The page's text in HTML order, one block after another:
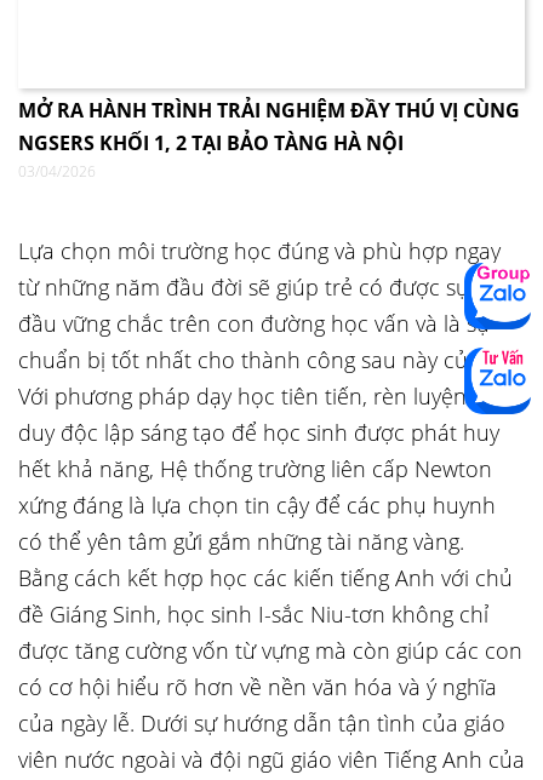
MỞ RA HÀNH TRÌNH TRẢI NGHIỆM ĐẦY THÚ VỊ CÙNG
NGSERS KHỐI 1, 2 TẠI BẢO TÀNG HÀ NỘI
03/04/2026
Lựa chọn môi trường học đúng và phù hợp ngay
từ những năm đầu đời sẽ giúp trẻ có được sự khởi
đầu vững chắc trên con đường học vấn và là sự
chuẩn bị tốt nhất cho thành công sau này của trẻ.
Với phương pháp dạy học tiên tiến, rèn luyện tư
duy độc lập sáng tạo để học sinh được phát huy
hết khả năng, Hệ thống trường liên cấp Newton
xứng đáng là lựa chọn tin cậy để các phụ huynh
có thể yên tâm gửi gắm những tài năng vàng.
Bằng cách kết hợp học các kiến tiếng Anh với chủ
đề Giáng Sinh, học sinh I-sắc Niu-tơn không chỉ
được tăng cường vốn từ vựng mà còn giúp các con
có cơ hội hiểu rõ hơn về nền văn hóa và ý nghĩa
của ngày lễ. Dưới sự hướng dẫn tận tình của giáo
viên nước ngoài và đội ngũ giáo viên Tiếng Anh của